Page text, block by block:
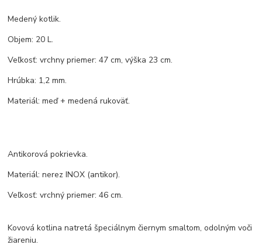
Medený kotlik.
Objem: 20 L.
Veľkosť: vrchny priemer: 47 cm, výška 23 cm.
Hrúbka: 1,2 mm.
Materiál: meď + medená rukoväť.
Antikorová pokrievka.
Materiál: nerez INOX (antikor).
Veľkosť: vrchný priemer: 46 cm.
Kovová kotlina natretá špeciálnym čiernym smaltom, odolným voči
žiareniu.